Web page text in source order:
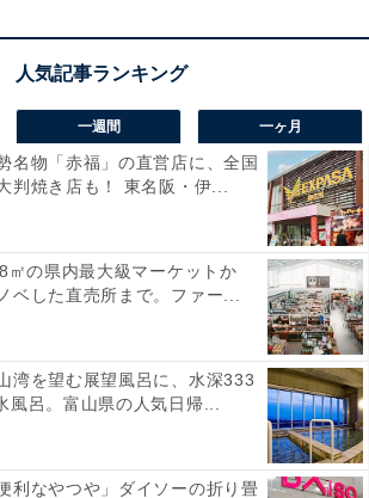
8000mAhの大容量バッテリーを搭載
保護者制限機能も備え、1台で大人の
習までマルチに大活躍。顔認証でサッ
る手軽さも魅力で、家族みんなの毎日
変えてくれます。
ット「T8015」の口コミは？
ット「T8015」には以下のような口コ
ます。
ても滑らかで、長時間の電子書籍や
一週間 一ヶ月
名物「赤福」の直営店に、全国
判焼き店も！ 東名阪・伊...
㎡の県内最大級マーケットか
ベした直売所まで。ファー...
湾を望む展望風呂に、水深333
風呂。富山県の人気日帰...
利なやつや」ダイソーの折り畳